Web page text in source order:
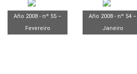
Año 2008 - nº 55 –
Fevereiro
Año 2008 - nº 54 –
Janeiro